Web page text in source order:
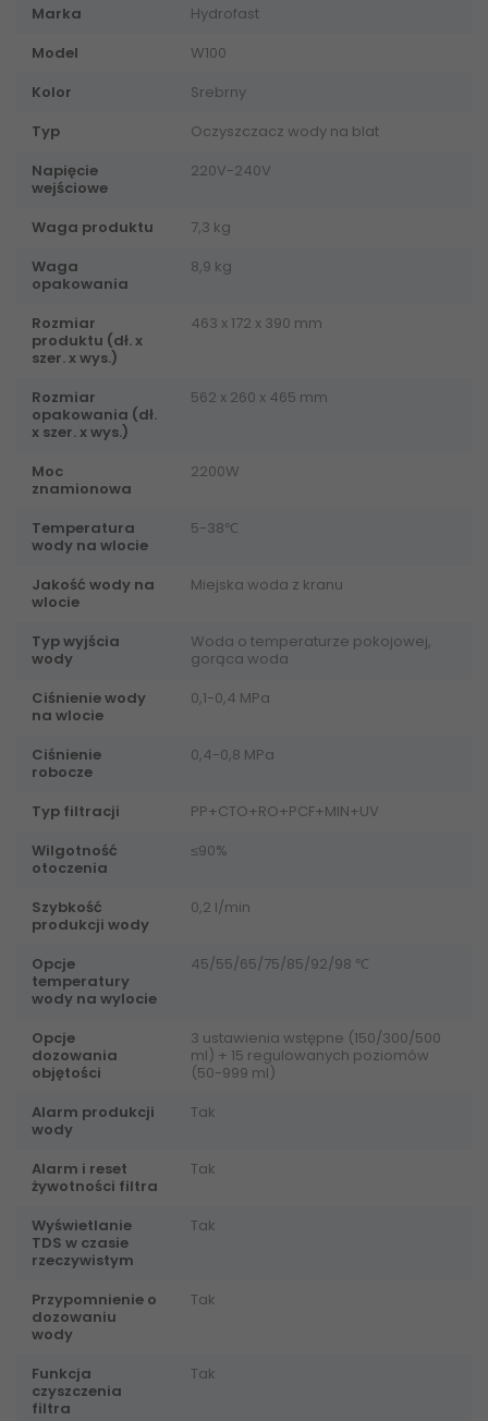
Marka
Hydrofast
Model
W100
Kolor
Srebrny
Typ
Oczyszczacz wody na blat
Napięcie
wejściowe
220V-240V
Waga produktu
7,3 kg
Waga
opakowania
8,9 kg
Rozmiar
produktu (dł. x
szer. x wys.)
463 x 172 x 390 mm
Rozmiar
opakowania (dł.
x szer. x wys.)
562 x 260 x 465 mm
Moc
znamionowa
2200W
Temperatura
wody na wlocie
5-38℃
Jakość wody na
wlocie
Miejska woda z kranu
Typ wyjścia
wody
Woda o temperaturze pokojowej,
gorąca woda
Ciśnienie wody
na wlocie
0,1-0,4 MPa
Ciśnienie
robocze
0,4-0,8 MPa
Typ filtracji
PP+CTO+RO+PCF+MIN+UV
Wilgotność
otoczenia
≤90%
Szybkość
produkcji wody
0,2 l/min
Opcje
temperatury
wody na wylocie
45/55/65/75/85/92/98 ℃
Opcje
dozowania
objętości
3 ustawienia wstępne (150/300/500
ml) + 15 regulowanych poziomów
(50-999 ml)
Alarm produkcji
wody
Tak
Alarm i reset
żywotności filtra
Tak
Wyświetlanie
TDS w czasie
rzeczywistym
Tak
Przypomnienie o
dozowaniu
wody
Tak
Funkcja
czyszczenia
filtra
Tak